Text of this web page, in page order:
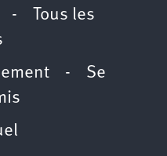
-
Tous les
- Se